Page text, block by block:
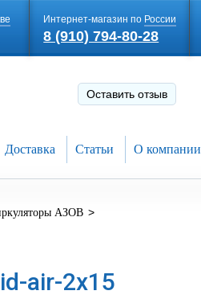
Интернет-магазин по России
8 (910) 794-80-28
Оставить отзыв
Доставка Статьи О компании
АЗОВ >
air-2х15